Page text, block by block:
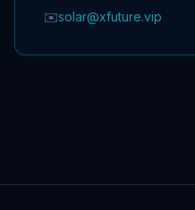
✉️solar@xfuture.vip